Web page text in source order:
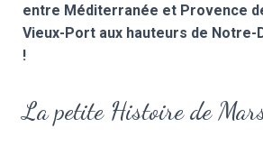
entre Méditerranée et Provence
Vieux-Port aux hauteurs de Notre-
!
La petite Histoire de